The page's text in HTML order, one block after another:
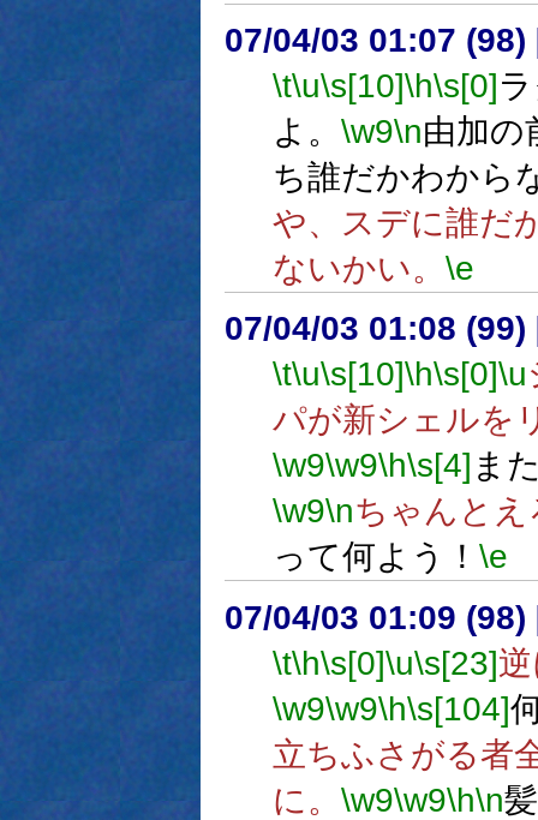
07/04/03 01:07 (98)
\t\u\s[10]\h\s[0]
よ。 \w9\n由加の
ち誰だかわから
や、スデに誰だ
ないかい。 \e
07/04/03 01:08 (99)
\t\u\s[10]\h\s[0]\u
パが新シェルを
\w9\w9\h\s[4] ま
\w9\nちゃんと
って何よう！ \e
07/04/03 01:09 (98)
\t\h\s[0]\u\s[23]
\w9\w9\h\s[104]
立ちふさがる者
に。 \w9\w9\h\n